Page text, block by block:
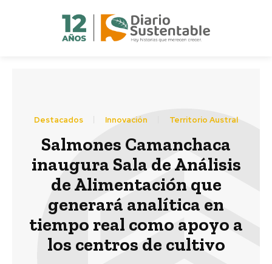
Destacados Innovación Territorio Austral
Salmones Camanchaca
inaugura Sala de Análisis
de Alimentación que
generará analítica en
tiempo real como apoyo a
los centros de cultivo